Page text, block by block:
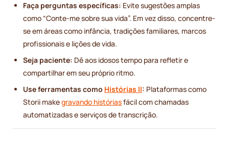
Faça perguntas específicas: Evite sugestões amplas
como “Conte-me sobre sua vida”. Em vez disso, concentre-
se em áreas como infância, tradições familiares, marcos
profissionais e lições de vida.
Seja paciente: Dê aos idosos tempo para refletir e
compartilhar em seu próprio ritmo.
Use ferramentas como Histórias II: Plataformas como
Storii makegravando históriasfácil com chamadas
automatizadas e serviços de transcrição.